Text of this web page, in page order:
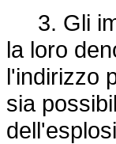
3. Gli
la loro
l'indirizzo
sia